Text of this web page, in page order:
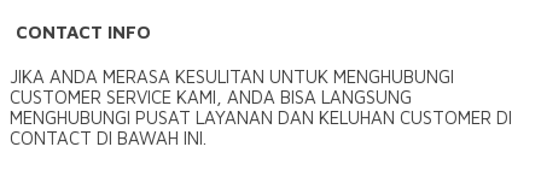
CONTACT INFO
JIKA ANDA MERASA KESULITAN UNTUK MENGHUBUNGI
CUSTOMER SERVICE KAMI, ANDA BISA LANGSUNG
MENGHUBUNGI PUSAT LAYANAN DAN KELUHAN CUSTOMER DI
CONTACT DI BAWAH INI.